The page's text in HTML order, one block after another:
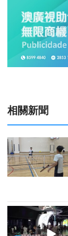
相關新聞